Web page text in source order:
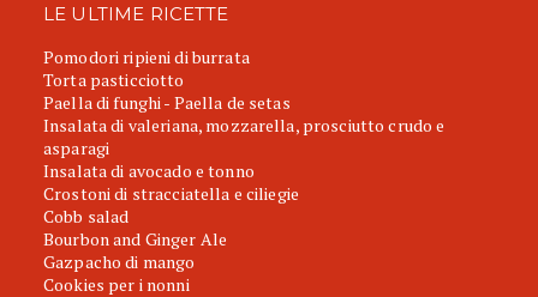
LE ULTIME RICETTE
Pomodori ripieni di burrata
Torta pasticciotto
Paella di funghi - Paella de setas
Insalata di valeriana, mozzarella, prosciutto crudo e
asparagi
Insalata di avocado e tonno
Crostoni di stracciatella e ciliegie
Cobb salad
Bourbon and Ginger Ale
Gazpacho di mango
Cookies per i nonni